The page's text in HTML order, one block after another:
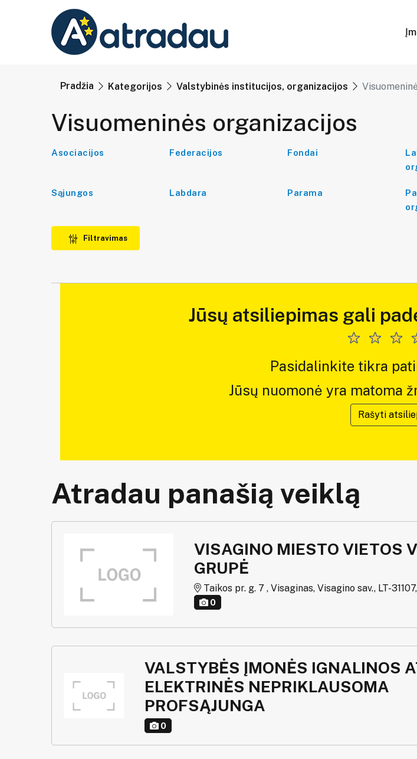
Pradžia Kategorijos Valstybinės institucijos, organizacijos
Visuomeninės organizacijos
Asociacijos Federacijos Fondai
Sąjungos Labdara Parama
Filtravimas
Jūsų atsiliepimas gali
Pasidalinkite tikra
Jūsų nuomonė yra matoma
Rašyti
Atradau panašią veiklą
VISAGINO MIESTO VIETOS
GRUPĖ
Taikos pr. g. 7 , Visaginas, Visagino sav., LT-
0
VALSTYBĖS ĮMONĖS IGNALINOS
ELEKTRINĖS NEPRIKLAUSOMA
PROFSĄJUNGA
0